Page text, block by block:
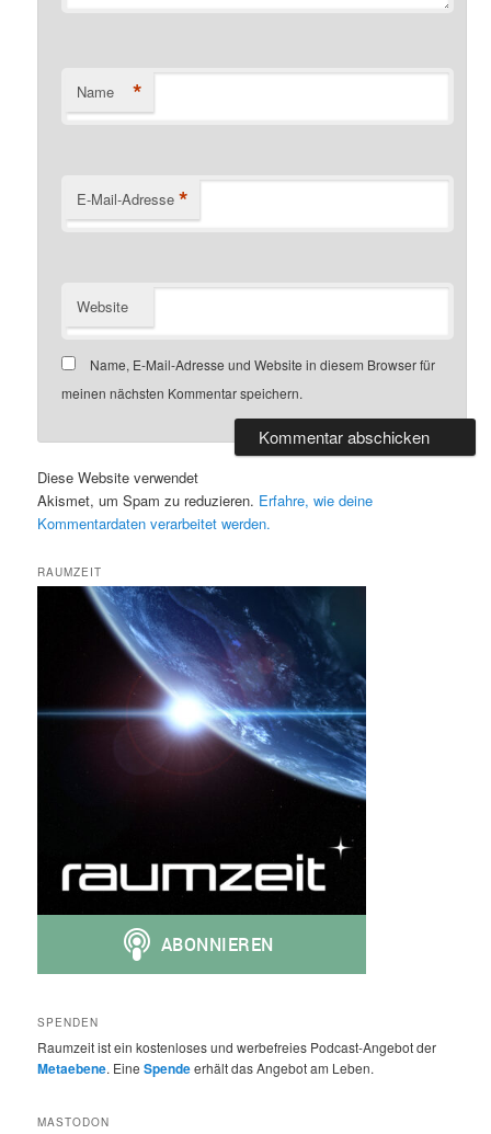
Name *
E-Mail-Adresse *
Website
Name, E-Mail-Adresse und Website in diesem Browser für
meinen nächsten Kommentar speichern.
Diese Website verwendet
Akismet, um Spam zu reduzieren. Erfahre, wie deine
Kommentardaten verarbeitet werden.
RAUMZEIT
SPENDEN
Raumzeit ist ein kostenloses und werbefreies Podcast-Angebot der
Metaebene. EineSpendeerhält das Angebot am Leben.
MASTODON